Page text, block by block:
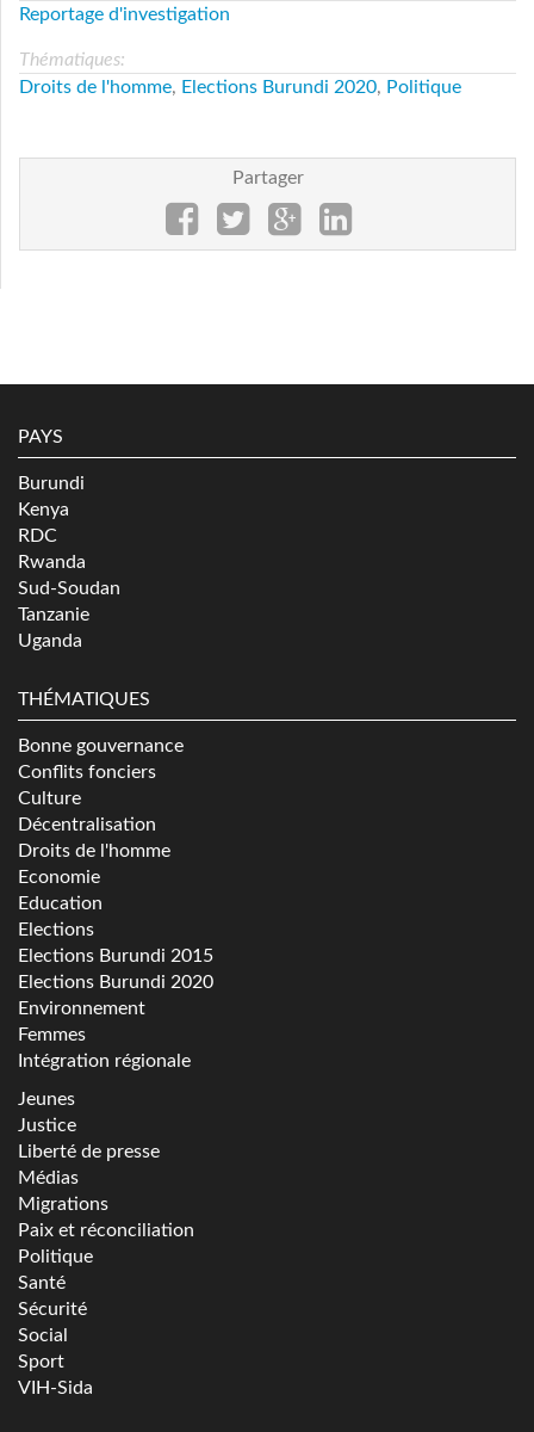
Reportage d'investigation
Thématiques:
Droits de l'homme, Elections Burundi 2020, Politique
Partager
PAYS
Burundi
Kenya
RDC
Rwanda
Sud-Soudan
Tanzanie
Uganda
THÉMATIQUES
Bonne gouvernance
Conflits fonciers
Culture
Décentralisation
Droits de l'homme
Economie
Education
Elections
Elections Burundi 2015
Elections Burundi 2020
Environnement
Femmes
Intégration régionale
Jeunes
Justice
Liberté de presse
Médias
Migrations
Paix et réconciliation
Politique
Santé
Sécurité
Social
Sport
VIH-Sida